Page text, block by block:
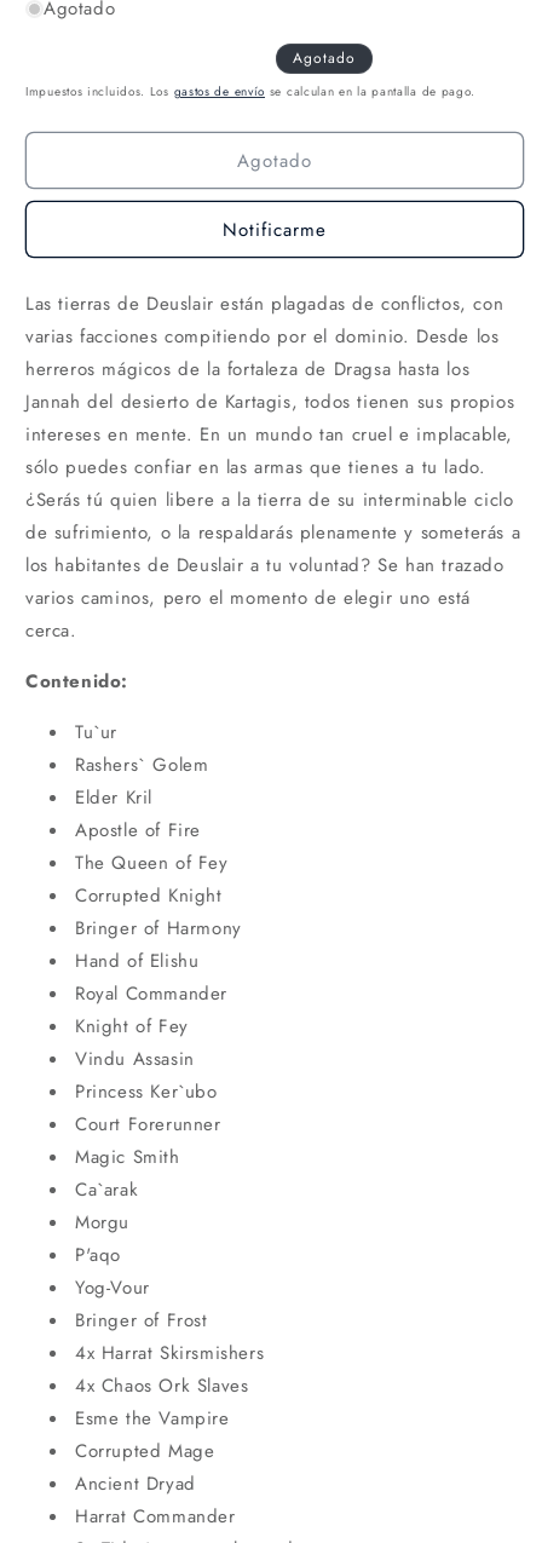
Agotado
Agotado
Impuestos incluidos. Los gastos de envío se calculan en la pantalla de pago.
Agotado
Notificarme
Las tierras de Deuslair están plagadas de conflictos, con
varias facciones compitiendo por el dominio. Desde los
herreros mágicos de la fortaleza de Dragsa hasta los
Jannah del desierto de Kartagis, todos tienen sus propios
intereses en mente. En un mundo tan cruel e implacable,
sólo puedes confiar en las armas que tienes a tu lado.
¿Serás tú quien libere a la tierra de su interminable ciclo
de sufrimiento, o la respaldarás plenamente y someterás a
los habitantes de Deuslair a tu voluntad? Se han trazado
varios caminos, pero el momento de elegir uno está
cerca.
Contenido:
Tu`ur
Rashers` Golem
Elder Kril
Apostle of Fire
The Queen of Fey
Corrupted Knight
Bringer of Harmony
Hand of Elishu
Royal Commander
Knight of Fey
Vindu Assasin
Princess Ker`ubo
Court Forerunner
Magic Smith
Ca`arak
Morgu
P'aqo
Yog-Vour
Bringer of Frost
4x Harrat Skirsmishers
4x Chaos Ork Slaves
Esme the Vampire
Corrupted Mage
Ancient Dryad
Harrat Commander